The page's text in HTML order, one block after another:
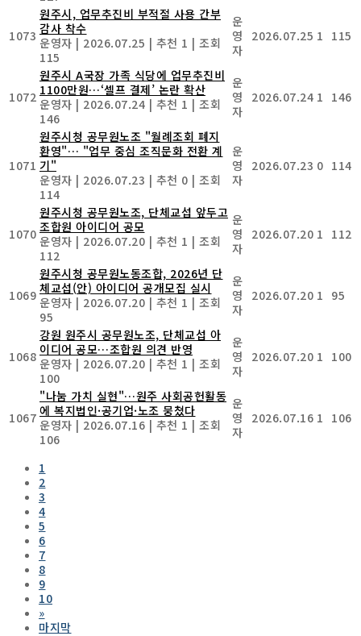
1073
원주시, 업무추진비 부적절 사용 간부
감사 착수
운영자 | 2026.07.25 | 추천 1 | 조회
115
운
영
자
2026.07.25 1 115
1072
원주시 A국장 가족 식당에 업무추진비
1100만원…‘셀프 결제’ 논란 확산
운영자 | 2026.07.24 | 추천 1 | 조회
146
운
영
자
2026.07.24 1 146
1071
원주시청 공무원노조 "월례조회 폐지
환영"… "업무 중심 조직문화 전환 계
기"
운영자 | 2026.07.23 | 추천 0 | 조회
114
운
영
자
2026.07.23 0 114
1070
원주시청 공무원노조, 단체교섭 앞두고
조합원 아이디어 공모
운영자 | 2026.07.20 | 추천 1 | 조회
112
운
영
자
2026.07.20 1 112
1069
원주시청 공무원노동조합, 2026년 단
체교섭(안) 아이디어 공개모집 실시
운영자 | 2026.07.20 | 추천 1 | 조회
95
운
영
자
2026.07.20 1 95
1068
강원 원주시 공무원노조, 단체교섭 아
이디어 공모…조합원 의견 반영
운영자 | 2026.07.20 | 추천 1 | 조회
100
운
영
자
2026.07.20 1 100
1067
"나눔 가치 실현"…원주 사회공헌활동
에 복지법인·공기업·노조 뭉쳤다
운영자 | 2026.07.16 | 추천 1 | 조회
106
운
영
자
2026.07.16 1 106
1
2
3
4
5
6
7
8
9
10
»
마지막